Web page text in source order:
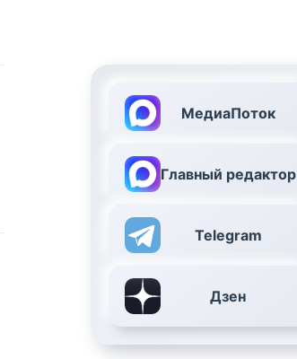
МедиаПоток
Главный редактор
Telegram
Дзен